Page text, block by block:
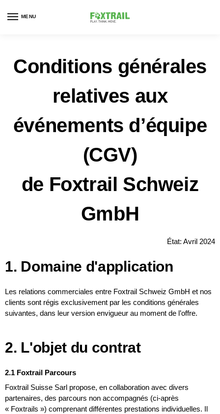
MENU
Conditions générales
relatives aux
événements d’équipe
(CGV)
de Foxtrail Schweiz
GmbH
État: Avril 2024
1. Domaine d'application
Les relations commerciales entre Foxtrail Schweiz GmbH et nos
clients sont régis exclusivement par les conditions générales
suivantes, dans leur version envigueur au moment de l’offre.
2. L'objet du contrat
2.1 Foxtrail Parcours
Foxtrail Suisse Sarl propose, en collaboration avec divers
partenaires, des parcours non accompagnés (ci-après
« Foxtrails ») comprenant différentes prestations individuelles. Il